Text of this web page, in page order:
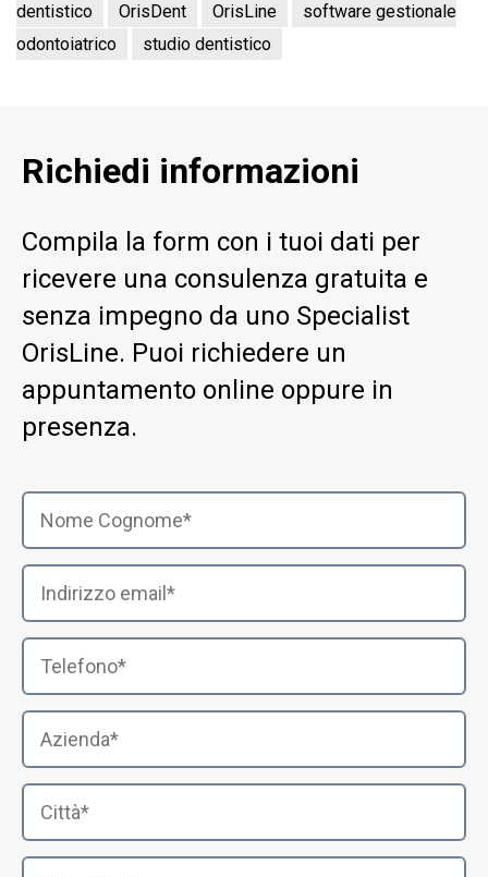
dentistico
OrisDent OrisLine
software gestionale
odontoiatrico
studio dentistico
Richiedi informazioni
Compila la form con i tuoi dati per
ricevere una consulenza gratuita e
senza impegno da uno Specialist
OrisLine. Puoi richiedere un
appuntamento online oppure in
presenza.